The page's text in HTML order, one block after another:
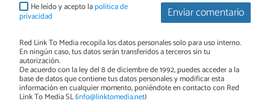
Enviar comentario
He leído y acepto lapolítica de
privacidad
Red Link To Media recopila los datos personales solo para uso interno.
En ningún caso, tus datos serán transferidos a terceros sin tu
autorización.
De acuerdo con la ley del 8 de diciembre de 1992, puedes acceder a la
base de datos que contiene tus datos personales y modificar esta
información en cualquier momento, poniéndote en contacto con Red
Link To Media SL (info@linktomedia.net)